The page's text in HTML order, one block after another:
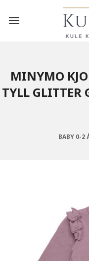
innholdet
MINYMO
TYLL GLITTER
BABY 0-2